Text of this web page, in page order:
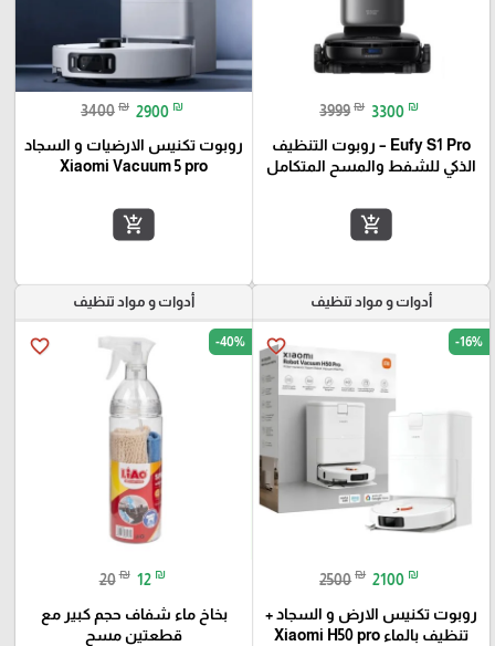
3999 ₪ 3300 ₪
Eufy S1 Pro – روبوت التنظيف
الذكي للشفط والمسح المتكامل
add_shopping_cart
3400 ₪ 2900 ₪
روبوت تكنيس الارضيات و السجاد
Xiaomi Vacuum 5 pro
add_shopping_cart
أدوات و مواد تنظيف
favorite_border -16%
2500 ₪ 2100 ₪
روبوت تكنيس الارض و السجاد +
تنظيف بالماء Xiaomi H50 pro
أدوات و مواد تنظيف
favorite_border -40%
20 ₪ 12 ₪
بخاخ ماء شفاف حجم كبير مع
قطعتين مسح